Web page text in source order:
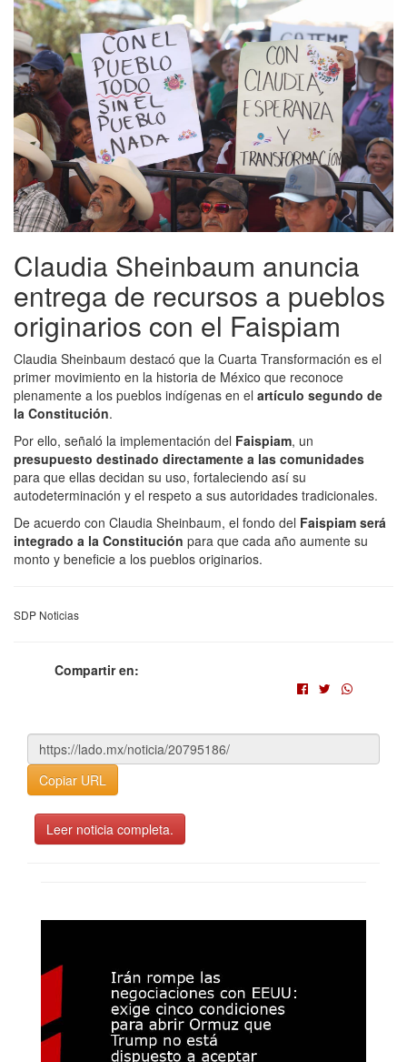
Claudia Sheinbaum anuncia
entrega de recursos a pueblos
originarios con el Faispiam
Claudia Sheinbaum destacó que la Cuarta Transformación es el
primer movimiento en la historia de México que reconoce
plenamente a los pueblos indígenas en el artículo segundo de
la Constitución.
Por ello, señaló la implementación del Faispiam, un
presupuesto destinado directamente a las comunidades
para que ellas decidan su uso, fortaleciendo así su
autodeterminación y el respeto a sus autoridades tradicionales.
De acuerdo con Claudia Sheinbaum, el fondo del Faispiam será
integrado a la Constitución para que cada año aumente su
monto y beneficie a los pueblos originarios.
SDP Noticias
Compartir en:
Copiar URL
Leer noticia completa.